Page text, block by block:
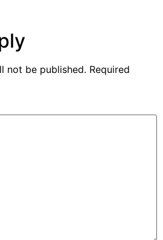
not be published. Required